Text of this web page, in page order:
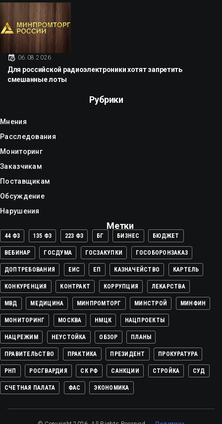
06.08.2026
Для российской радиоэлектроники хотят запретить
смешанные лоты
Рубрики
Мнения
Расследования
Мониторинг
Заказчикам
Поставщикам
Обсуждение
Нарушения
Метки
44 ФЗ 135 ФЗ 223 ФЗ БГ БИЗНЕС БЮДЖЕТ
ВЕБИНАР ГОСДУМА ГОСЗАКУПКИ ГОСОБОРОНЗАКАЗ
ДОПТРЕБОВАНИЯ ЕИС ЕП КАЗНАЧЕЙСТВО КАРТЕЛЬ
КОНКУРЕНЦИЯ КОНТРАКТ КОРРУПЦИЯ ЛЕКАРСТВА
МВД МЕДИЦИНА МИНПРОМТОРГ МИНСТРОЙ МИНФИН
МОНИТОРИНГ МОСКВА НМЦК НАЦПРОЕКТЫ
НАЦРЕЖИМ НЕУСТОЙКА ОБЗОР ПЛАНЫ
ПРАВИТЕЛЬСТВО ПРАКТИКА ПРЕЗИДЕНТ ПРОКУРАТУРА
РНП РОСГВАРДИЯ СК РФ САНКЦИИ СТРОЙКА СУД
СЧЕТНАЯ ПАЛАТА ФАС ЭКОНОМИКА